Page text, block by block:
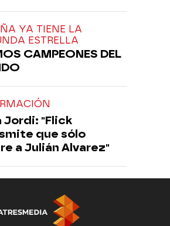
YA TIENE LA
ESTRELLA
CAMPEONES DEL
Jordi: "Flick
que sólo
a Julián Alvarez"